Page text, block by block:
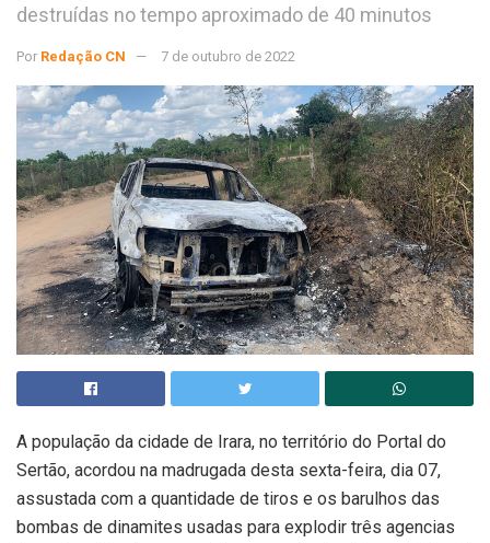
destruídas no tempo aproximado de 40 minutos
Por Redação CN 7 de outubro de 2022
A população da cidade de Irara, no território do Portal do
Sertão, acordou na madrugada desta sexta-feira, dia 07,
assustada com a quantidade de tiros e os barulhos das
bombas de dinamites usadas para explodir três agencias